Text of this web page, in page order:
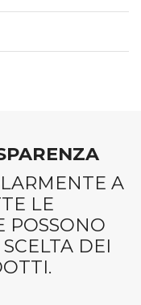
A
LE
POSSONO
DEI